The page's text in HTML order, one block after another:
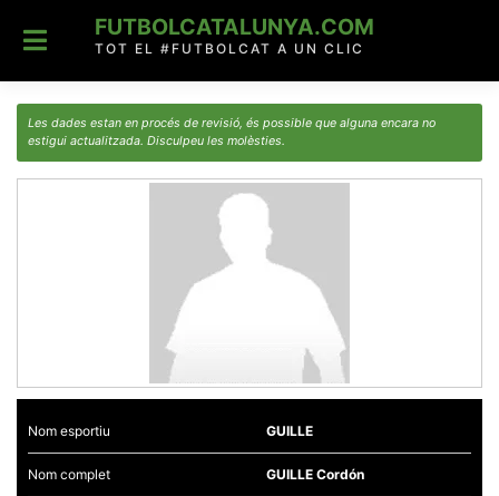
content
FUTBOLCATALUNYA.COM
TOT EL #FUTBOLCAT A UN CLIC
Les dades estan en procés de revisió, és possible que alguna encara no
estigui actualitzada. Disculpeu les molèsties.
Nom esportiu GUILLE
Nom complet GUILLE Cordón